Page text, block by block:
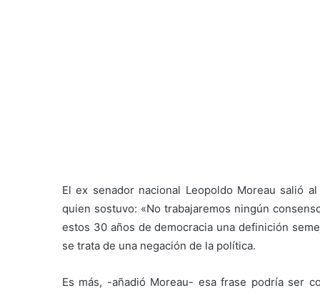
El ex senador nacional Leopoldo Moreau salió
quien sostuvo: «No trabajaremos ningún
estos 30 años de democracia una definición
se trata de una negación de la política.
Es más, -añadió Moreau- esa frase podría ser